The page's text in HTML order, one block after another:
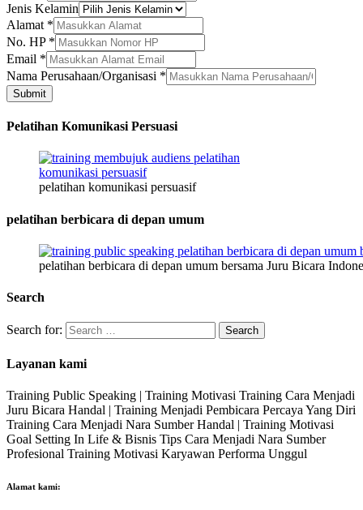
Jenis Kelamin
Alamat *
HP
Perusahaan/Organisasi
Nama
No. HP *
Email *
Nama Perusahaan/Organisasi *
Submit
Pelatihan Komunikasi Persuasi
pelatihan komunikasi persuasif
pelatihan berbicara di depan umum
pelatihan berbicara di depan umum bersama Juru Bicara
Search
Search for:
Layanan kami
Training Public Speaking | Training Motivasi Training Cara Menjadi
Juru Bicara Handal | Training Menjadi Pembicara Percaya Yang Diri
Training Cara Menjadi Nara Sumber Handal | Training Motivasi
Goal Setting In Life & Bisnis Tips Cara Menjadi Nara Sumber
Profesional Training Motivasi Karyawan Performa Unggul
Alamat kami: